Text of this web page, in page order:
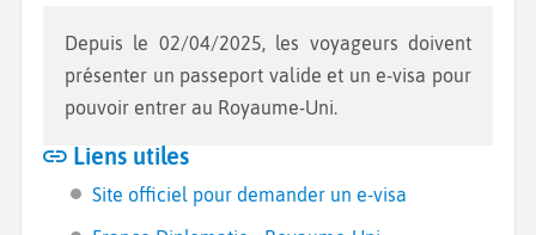
Depuis le 02/04/2025, les voyageurs doivent
présenter un passeport valide et un e-visa pour
pouvoir entrer au Royaume-Uni.
Liens utiles
Site officiel pour demander un e-visa